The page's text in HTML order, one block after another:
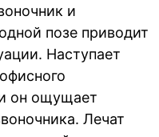
и
позе приводит
Наступает
он ощущает
Лечат